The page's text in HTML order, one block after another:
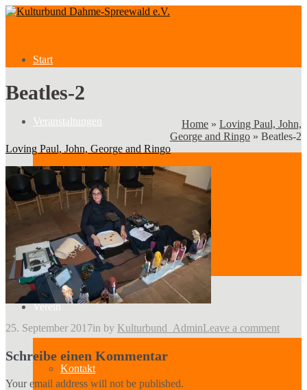
Start
Veranstaltungen
Veranstaltungen
Kategorien
Verein
Kontakt
Beatles-2
Home » Loving Paul, John,
George and Ringo » Beatles-2
Loving Paul, John, George and Ringo
25. September 2017in by Kulturbund_AdminLeave a comment
Schreibe einen Kommentar
Your email address will not be published.